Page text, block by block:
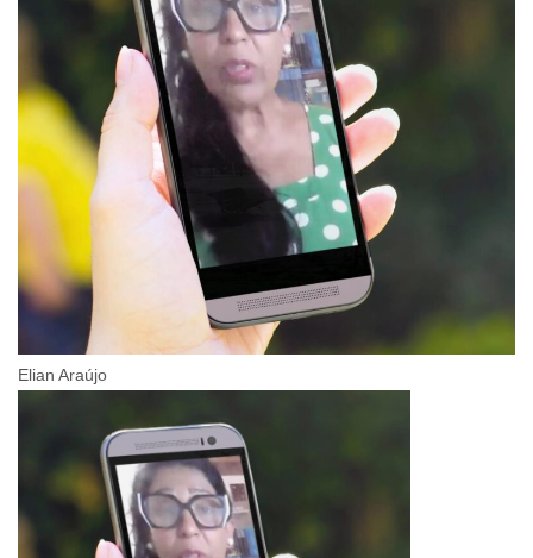
Elian Araújo